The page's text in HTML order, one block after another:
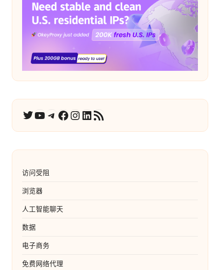
推特YouTube
电报 在 Facebook 上Instagram
LinkedIn
RSS 订阅
访问受阻
浏览器
人工智能聊天
数据
电子商务
免费网络代理